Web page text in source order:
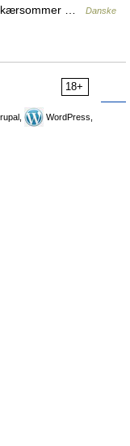
…
Danske
18+
WordPress,